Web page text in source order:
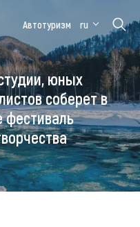
форум
Алтайская
зимовка
Автотуризм ru
юных
соберет в